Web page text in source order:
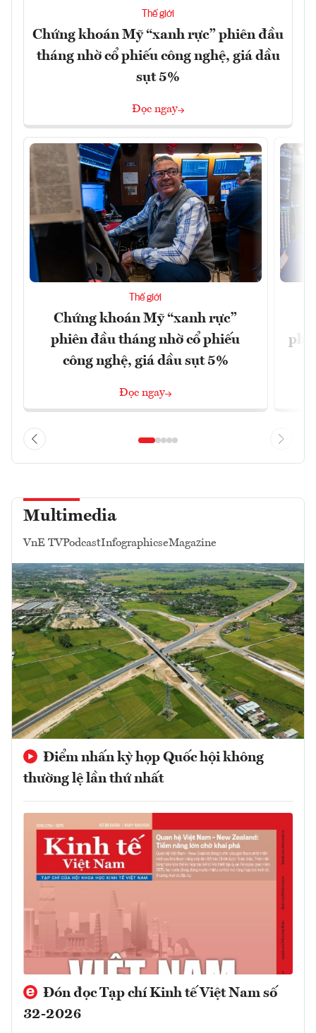
Thế giới
Chứng khoán Mỹ “xanh rực” phiên đầu
tháng nhờ cổ phiếu công nghệ, giá dầu
sụt 5%
Đọc ngay
Thế giới
Chứng khoán Mỹ “xanh rực”
phiên đầu tháng nhờ cổ phiếu
công nghệ, giá dầu sụt 5%
Đọc ngay
Multimedia
VnE TVPodcastInfographicseMagazine
Điểm nhấn kỳ họp Quốc hội không
thường lệ lần thứ nhất
Đón đọc Tạp chí Kinh tế Việt Nam số
32-2026